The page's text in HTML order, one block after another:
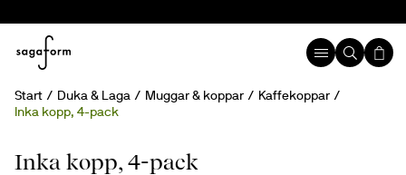
Start Duka & Laga Muggar & koppar
Kaffekoppar
Inka kopp, 4-pack
Inka kopp, 4-pack